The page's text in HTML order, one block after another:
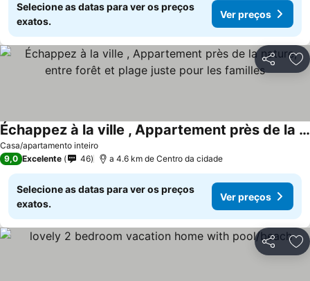
Selecione as datas para ver os preços
exatos.
Ver preços
Partilhar
Casa/apartamento inteiro
Échappez à la ville , Appartement près de la nature, entre forêt et plage juste pour les familles
Ver preços
9,0 Excelente 46 a 4.6 km de Centro da cidade
Selecione as datas para ver os preços
exatos.
Ver preços
Partilhar